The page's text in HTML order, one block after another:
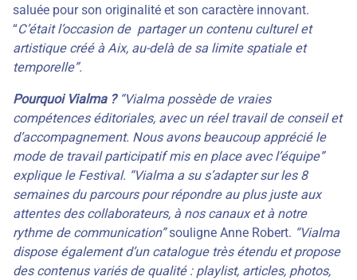
saluée pour son originalité et son caractère innovant.
“C’était l’occasion de partager un contenu culturel et
artistique créé à Aix, au-delà de sa limite spatiale et
temporelle”.
Pourquoi Vialma ? “Vialma possède de vraies
compétences éditoriales, avec un réel travail de conseil et
d’accompagnement. Nous avons beaucoup apprécié le
mode de travail participatif mis en place avec l’équipe”
explique le Festival. “Vialma a su s’adapter sur les 8
semaines du parcours pour répondre au plus juste aux
attentes des collaborateurs, à nos canaux et à notre
rythme de communication”souligne Anne Robert. “Vialma
dispose également d’un catalogue très étendu et propose
des contenus variés de qualité : playlist, articles, photos,